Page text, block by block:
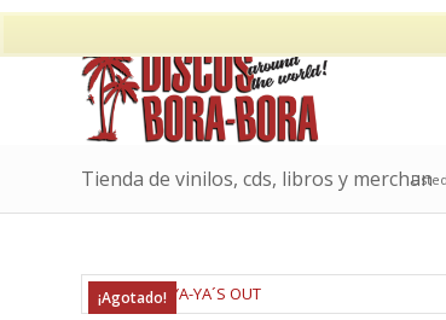
Tienda de vinilos, cds, libros y merchan
¡Agotado!